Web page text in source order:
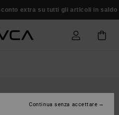
extra su tutti gli articoli in saldo
Continua senza accettare